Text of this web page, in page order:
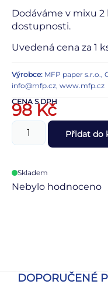
Dodáváme v mixu
dostupnosti.
Uvedená cena za 1
Výrobce: MFP paper s.r.o.,
info@mfp.cz, www.mfp.cz
CENA S DPH
98Kč
Přidat do
Skladem
Nebylo hodnoceno
DOPORUČENÉ